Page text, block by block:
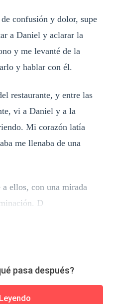
confusión y dolor, supe
a Daniel y aclarar la
y me levanté de la
y hablar con él.
restaurante, y entre las
vi a Daniel y a la
Mi corazón latía
me llenaba de una
ellos, con una mirada
D
pasa después?